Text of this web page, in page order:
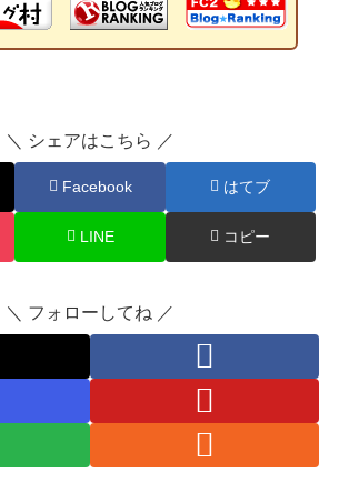
＼ シェアはこちら ／
Facebook はてブ
LINE コピー
＼ フォローしてね ／